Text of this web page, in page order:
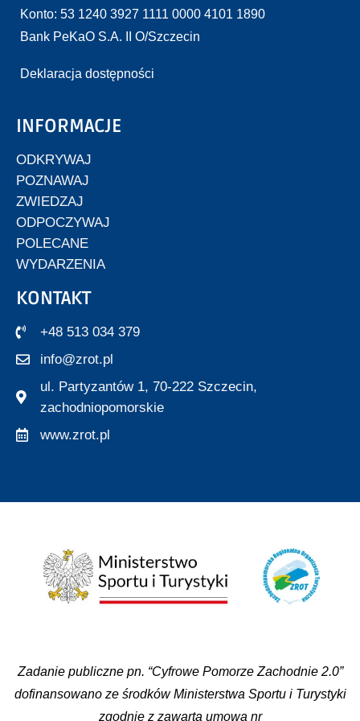
Konto: 53 1240 3927 1111 0000 4101 1890
Bank PeKaO S.A. II O/Szczecin
Deklaracja dostępności
INFORMACJE
ODKRYWAJ
POZNAWAJ
ZWIEDZAJ
ODPOCZYWAJ
POLECANE
WYDARZENIA
KONTAKT
+48 513 034 379
info@zrot.pl
ul. Partyzantów 1, 70-222 Szczecin,
zachodniopomorskie
www.zrot.pl
Zadanie publiczne pn. “Cyfrowe Pomorze Zachodnie 2.0”
dofinansowano ze środków Ministerstwa Sportu i Turystyki
zgodnie z zawartą umową nr